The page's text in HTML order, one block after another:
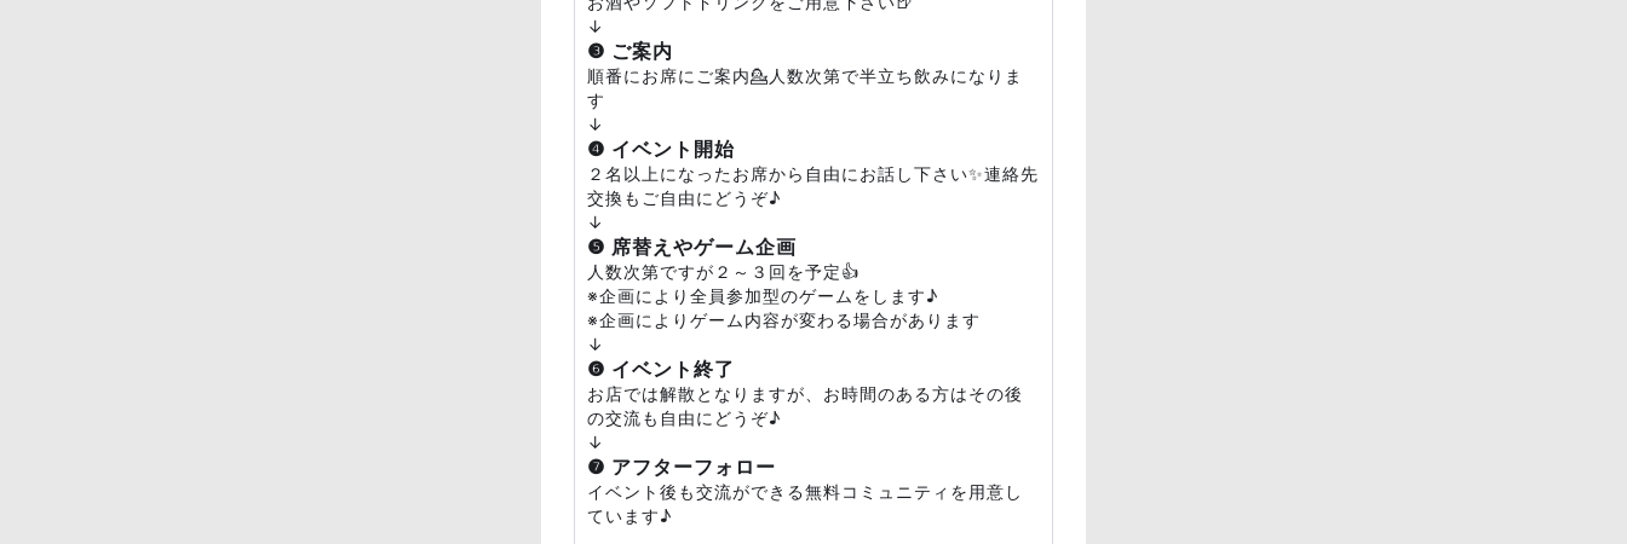
↓
❸ ご案内
順番にお席にご案内💁人数次第で半立ち飲みになりま
す
↓
❹ イベント開始
２名以上になったお席から自由にお話し下さい✨連絡先
交換もご自由にどうぞ♪
↓
❺ 席替えやゲーム企画
人数次第ですが２～３回を予定👍
※企画により全員参加型のゲームをします♪
※企画によりゲーム内容が変わる場合があります
↓
❻ イベント終了
お店では解散となりますが、お時間のある方はその後
の交流も自由にどうぞ♪
↓
❼ アフターフォロー
イベント後も交流ができる無料コミュニティを用意し
ています♪